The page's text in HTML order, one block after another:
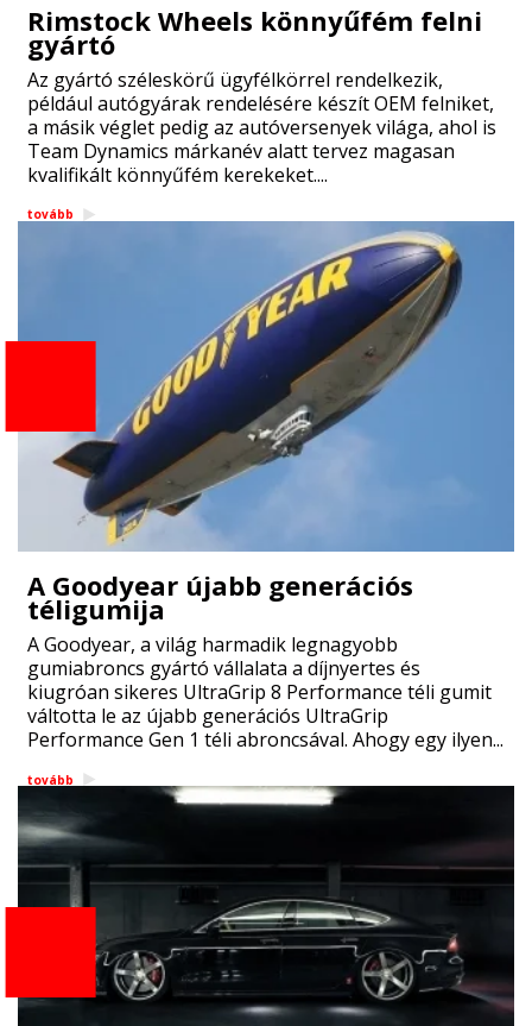
Rimstock Wheels könnyűfém felni
gyártó
Az gyártó széleskörű ügyfélkörrel rendelkezik,
például autógyárak rendelésére készít OEM felniket,
a másik véglet pedig az autóversenyek világa, ahol is
Team Dynamics márkanév alatt tervez magasan
kvalifikált könnyűfém kerekeket....
tovább
A Goodyear újabb generációs
téligumija
A Goodyear, a világ harmadik legnagyobb
gumiabroncs gyártó vállalata a díjnyertes és
kiugróan sikeres UltraGrip 8 Performance téli gumit
váltotta le az újabb generációs UltraGrip
Performance Gen 1 téli abroncsával. Ahogy egy ilyen...
tovább